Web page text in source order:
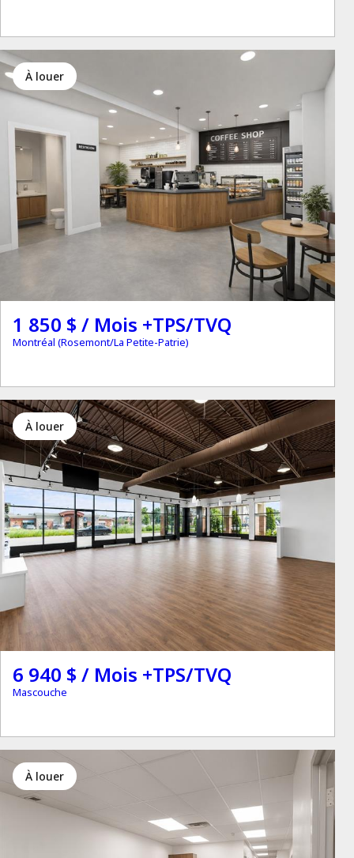
à louer
1 850 $ / Mois +TPS/TVQ
Montréal (Rosemont/La Petite-Patrie)
à louer
6 940 $ / Mois +TPS/TVQ
Mascouche
à louer